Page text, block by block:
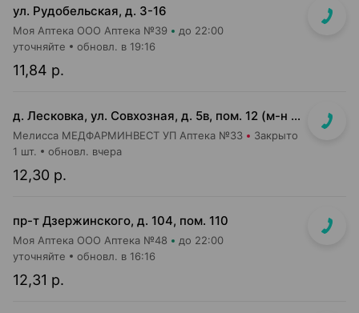
ул. Рудобельская, д. 3-16
Моя Аптека ООО Аптека №39 до 22:00
11,84 р.
уточняйте обновл. в 19:16
д. Лесковка, ул. Совхозная, д. 5в, пом. 12 (м-н Соседи)
Мелисса МЕДФАРМИНВЕСТ УП Аптека №33 Закрыто
12,30 р.
1 шт. обновл. вчера
пр-т Дзержинского, д. 104, пом. 110
Моя Аптека ООО Аптека №48 до 22:00
12,31 р.
уточняйте обновл. в 16:16